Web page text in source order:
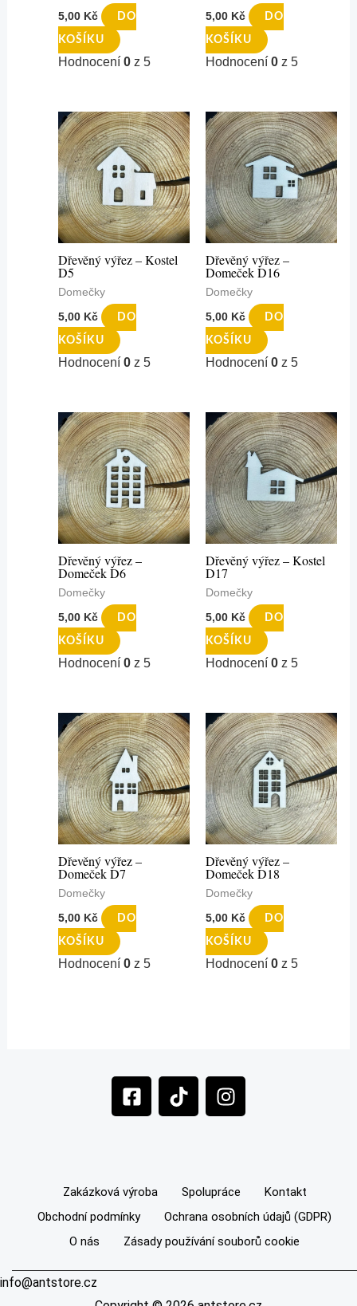
5,00 Kč DO
KOŠÍKU
Hodnocení 0z 5
5,00 Kč DO
KOŠÍKU
Hodnocení 0 z 5
Dřevěný výřez – Kostel
D5
Domečky
5,00 Kč DO
KOŠÍKU
Hodnocení 0z 5
Dřevěný výřez –
Domeček D16
Domečky
5,00 Kč DO
KOŠÍKU
Hodnocení 0 z 5
Dřevěný výřez –
Domeček D6
Domečky
5,00 Kč DO
KOŠÍKU
Hodnocení 0z 5
Dřevěný výřez – Kostel
D17
Domečky
5,00 Kč DO
KOŠÍKU
Hodnocení 0 z 5
Dřevěný výřez –
Domeček D7
Domečky
5,00 Kč DO
KOŠÍKU
Hodnocení 0z 5
Dřevěný výřez –
Domeček D18
Domečky
5,00 Kč DO
KOŠÍKU
Hodnocení 0 z 5
F
a
o
o
k
-
s
T
i
k
I
n
g
a
m
Zakázková výroba Spolupráce
Kontakt
Obchodní podmínky
Ochrana osobních údajů (GDPR)
O nás
Zásady používání souborů cookie
info@antstore.cz